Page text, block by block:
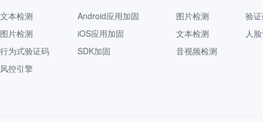
文本检测
图片检测
行为式验证码
风控引擎
Android应用加固
iOS应用加固
SDK加固
图片检测
文本检测
音视频检测
验
人